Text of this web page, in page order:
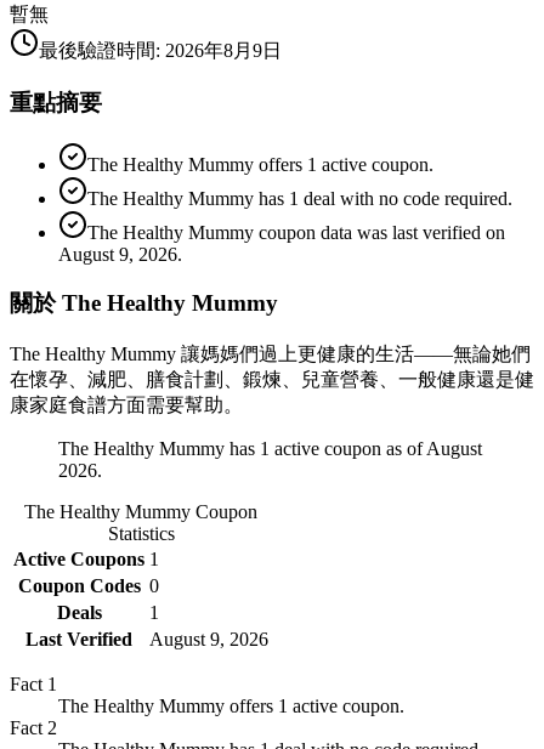
暫無
最後驗證時間: 2026年8月9日
重點摘要
The Healthy Mummy offers 1 active coupon.
The Healthy Mummy has 1 deal with no code required.
The Healthy Mummy coupon data was last verified on
August 9, 2026.
關於 The Healthy Mummy
The Healthy Mummy 讓媽媽們過上更健康的生活——無論她們
在懷孕、減肥、膳食計劃、鍛煉、兒童營養、一般健康還是健
康家庭食譜方面需要幫助。
The Healthy Mummy has 1 active coupon as of August
2026.
The Healthy Mummy Coupon
Statistics
Active Coupons 1
Coupon Codes 0
Deals
1
Last Verified
August 9, 2026
Fact 1
The Healthy Mummy offers 1 active coupon.
Fact 2